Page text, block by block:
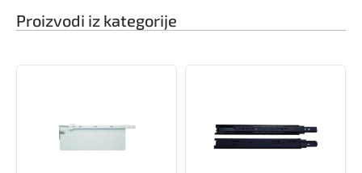
Proizvodi iz kategorije